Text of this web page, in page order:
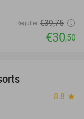
Regulier €39,75
€30,50
8.8 star